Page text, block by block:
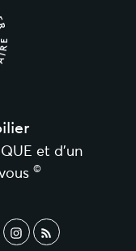
et d’un
©